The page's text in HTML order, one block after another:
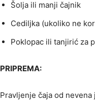
Šolja ili manji čajnik
Cediljka (ukoliko ne
Poklopac ili tanjirić za
PRIPREMA:
Pravljenje čaja od